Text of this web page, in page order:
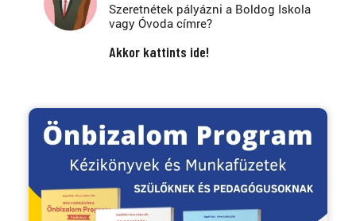
Szeretnétek pályázni a Boldog Iskola
vagy Óvoda címre?
Akkor kattints ide!